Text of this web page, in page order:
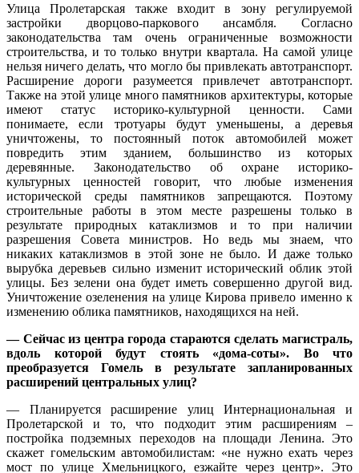
Улица Пролетарская также входит в зону регулируемой
застройки дворцово-паркового ансамбля. Согласно
законодательства там очень ограниченные возможности
строительства, и то только внутри квартала. На самой улице
нельзя ничего делать, что могло бы привлекать автотранспорт.
Расширение дороги разумеется привлечет автотранспорт.
Также на этой улице много памятников архитектуры, которые
имеют статус историко-культурной ценности. Сами
понимаете, если тротуары будут уменьшены, а деревья
уничтожены, то постоянный поток автомобилей может
повредить этим зданием, большинство из которых
деревянные. Законодательство об охране историко-
культурных ценностей говорит, что любые изменения
исторической среды памятников запрещаются. Поэтому
строительные работы в этом месте разрешены только в
результате природных катаклизмов и то при наличии
разрешения Совета министров. Но ведь мы знаем, что
никаких катаклизмов в этой зоне не было. И даже только
вырубка деревьев сильно изменит исторический облик этой
улицы. Без зелени она будет иметь совершенно другой вид.
Уничтожение озеленения на улице Кирова привело именно к
изменению облика памятников, находящихся на ней.
— Сейчас из центра города стараются сделать магистраль,
вдоль которой будут стоять «дома-соты». Во что
преобразуется Гомель в результате запланированных
расширений центральных улиц?
— Планируется расширение улиц Интернациональная и
Пролетарской и то, что подходит этим расширениям –
постройка подземных переходов на площади Ленина. Это
скажет гомельским автомобилистам: «не нужно ехать через
мост по улице Хмельницкого, езжайте через центр». Это